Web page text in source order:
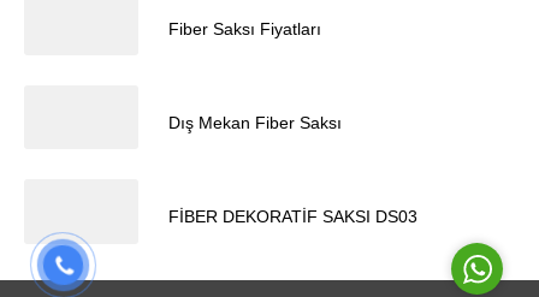
Fiber Saksı Fiyatları
Dış Mekan Fiber Saksı
FİBER DEKORATİF SAKSI DS03